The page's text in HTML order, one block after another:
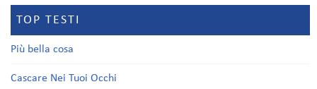
TOP TESTI
Più bella cosa
Cascare Nei Tuoi Occhi